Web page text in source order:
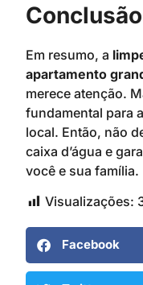
Conclusão
Em resumo, a
apartamento
merece atenção.
fundamental para
local. Então, não
caixa d’água e
você e sua família.
Visualizações:
Facebook